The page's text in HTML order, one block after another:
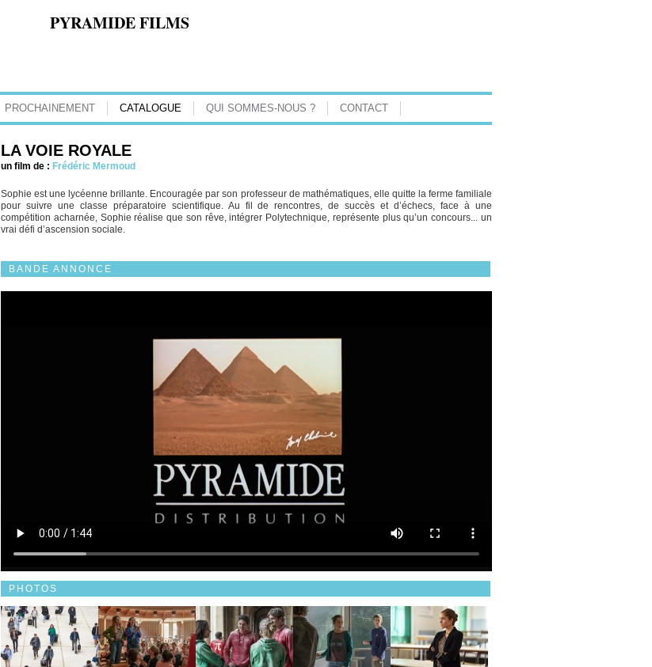
PYRAMIDE FILMS
PROCHAINEMENT CATALOGUE QUI SOMMES-NOUS ? CONTACT
LA VOIE ROYALE
un film de : Frédéric Mermoud
Sophie est une lycéenne brillante. Encouragée par son professeur de mathématiques, elle quitte la ferme familiale
pour suivre une classe préparatoire scientifique. Au fil de rencontres, de succès et d’échecs, face à une
compétition acharnée, Sophie réalise que son rêve, intégrer Polytechnique, représente plus qu’un concours... un
vrai défi d’ascension sociale.
BANDE ANNONCE
PHOTOS